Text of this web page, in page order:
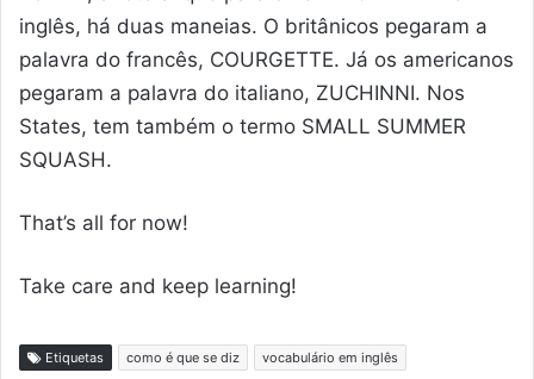
inglês, há duas maneias. O britânicos pegaram a
palavra do francês, COURGETTE. Já os americanos
pegaram a palavra do italiano, ZUCHINNI. Nos
States, tem também o termo SMALL SUMMER
SQUASH.
That’s all for now!
Take care and keep learning!
Etiquetas como é que se diz vocabulário em inglês